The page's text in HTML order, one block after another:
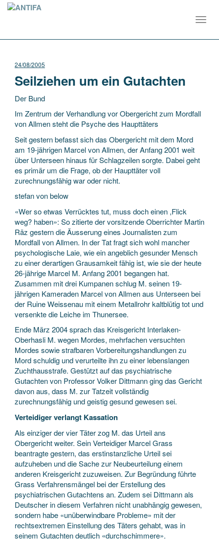
24/08/2005
Seilziehen um ein Gutachten
Der Bund
Im Zentrum der Verhandlung vor Obergericht zum Mordfall
von Allmen steht die Psyche des Haupttäters
Seit gestern befasst sich das Obergericht mit dem Mord
am 19-jährigen Marcel von Allmen, der Anfang 2001 weit
über Unterseen hinaus für Schlagzeilen sorgte. Dabei geht
es primär um die Frage, ob der Haupttäter voll
zurechnungsfähig war oder nicht.
stefan von below
«Wer so etwas Verrücktes tut, muss doch einen ,Flick
weg? haben»: So zitierte der vorsitzende Oberrichter Martin
Räz gestern die Äusserung eines Journalisten zum
Mordfall von Allmen. In der Tat fragt sich wohl mancher
psychologische Laie, wie ein angeblich gesunder Mensch
zu einer derartigen Grausamkeit fähig ist, wie sie der heute
26-jährige Marcel M. Anfang 2001 begangen hat.
Zusammen mit drei Kumpanen schlug M. seinen 19-
jährigen Kameraden Marcel von Allmen aus Unterseen bei
der Ruine Weissenau mit einem Metallrohr kaltblütig tot und
versenkte die Leiche im Thunersee.
Ende März 2004 sprach das Kreisgericht Interlaken-
Oberhasli M. wegen Mordes, mehrfachen versuchten
Mordes sowie strafbaren Vorbereitungshandlungen zu
Mord schuldig und verurteilte ihn zu einer lebenslangen
Zuchthausstrafe. Gestützt auf das psychiatrische
Gutachten von Professor Volker Dittmann ging das Gericht
davon aus, dass M. zur Tatzeit vollständig
zurechnungsfähig und geistig gesund gewesen sei.
Verteidiger verlangt Kassation
Als einziger der vier Täter zog M. das Urteil ans
Obergericht weiter. Sein Verteidiger Marcel Grass
beantragte gestern, das erstinstanzliche Urteil sei
aufzuheben und die Sache zur Neubeurteilung einem
anderen Kreisgericht zuzuweisen. Zur Begründung führte
Grass Verfahrensmängel bei der Erstellung des
psychiatrischen Gutachtens an. Zudem sei Dittmann als
Deutscher in diesem Verfahren nicht unabhängig gewesen,
sondern habe «unüberwindbare Probleme» mit der
rechtsextremen Einstellung des Täters gehabt, was in
seinem Gutachten deutlich «durchschimmere».